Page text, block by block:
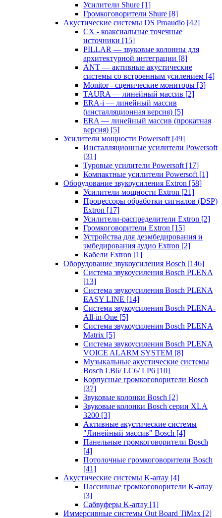
Усилители Shure [1]
Громкоговорители Shure [8]
Акустические системы DS Proaudio [42]
CX - коаксиальные точечные
источники [15]
PILLAR — звуковые колонны для
архитектурной интеграции [8]
ANT — активные акустические
системы со встроенным усилением [4]
Monitor - сценические мониторы [3]
TAURA — линейный массив [2]
ERA-i — линейный массив
(инсталляционная версия) [5]
ERA — линейный массив (прокатная
версия) [5]
Усилители мощности Powersoft [49]
Инсталляционные усилители Powersoft
[31]
Туровые усилители Powersoft [17]
Компактные усилители Powersoft [1]
Оборудование звукоусиления Extron [58]
Усилители мощности Extron [21]
Процессоры обработки сигналов (DSP)
Extron [17]
Усилители-распределители Extron [2]
Громкоговорители Extron [15]
Устройства для деэмбедирования и
эмбедирования аудио Extron [2]
Кабели Extron [1]
Оборудование звукоусиления Bosch [146]
Система звукоусиления Bosch PLENA
[13]
Система звукоусиления Bosch PLENA
EASY LINE [14]
Система звукоусиления Bosch PLENA-
All-in-One [5]
Система звукоусиления Bosch PLENA
Matrix [5]
Система звукоусиления Bosch PLENA
VOICE ALARM SYSTEM [8]
Музыкальные акустические системы
Bosch LB6/ LC6/ LP6 [10]
Корпусные громкоговорители Bosch
[37]
Звуковые колонки Bosch [2]
Звуковые колонки Bosch серии XLA
3200 [3]
Активные акустические системы
"Линейный массив" Bosch [4]
Панельные громкоговорители Bosch
[4]
Потолочные громкоговорители Bosch
[41]
Акустические системы K-array [4]
Пассивные громкоговорители K-array
[3]
Сабвуферы K-array [1]
Иммерсивные системы Out Board TiMax [2]